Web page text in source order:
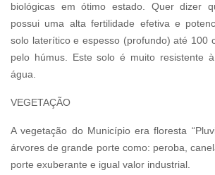
biológicas em ótimo estado. Quer dizer
possui uma alta fertilidade efetiva e
solo laterítico e espesso (profundo) até 100
pelo húmus. Este solo é muito resistente
água.
VEGETAÇÃO
A vegetação do Município era floresta
árvores de grande porte como: peroba,
porte exuberante e igual valor industrial.